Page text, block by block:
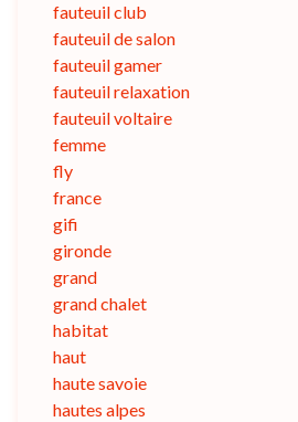
fauteuil club
fauteuil de salon
fauteuil gamer
fauteuil relaxation
fauteuil voltaire
femme
fly
france
gifi
gironde
grand
grand chalet
habitat
haut
haute savoie
hautes alpes